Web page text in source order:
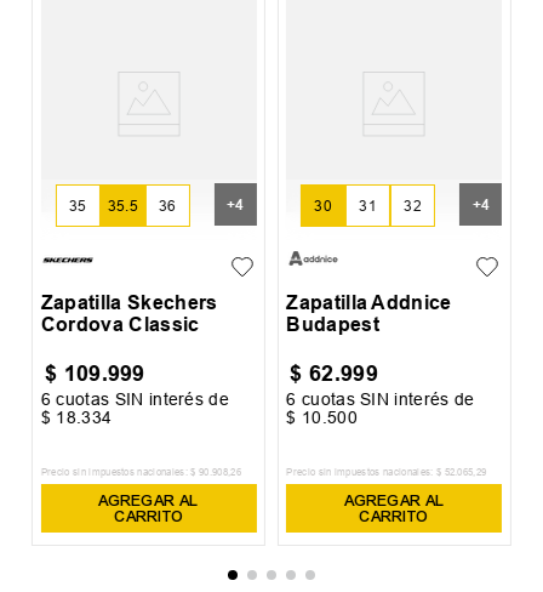
35 35.5 36 +4
Zapatilla Skechers
Cordova Classic
$ 109.999
6 cuotas SIN interés de
$ 18.334
Precio sin impuestos nacionales: $ 90 .908,26
AGREGAR AL
CARRITO
30 31 32 +4
Zapatilla Addnice
Budapest
$ 62.999
6 cuotas SIN interés de
$ 10.500
Precio sin impuestos nacionales: $ 52.065,29
AGREGAR AL
CARRITO